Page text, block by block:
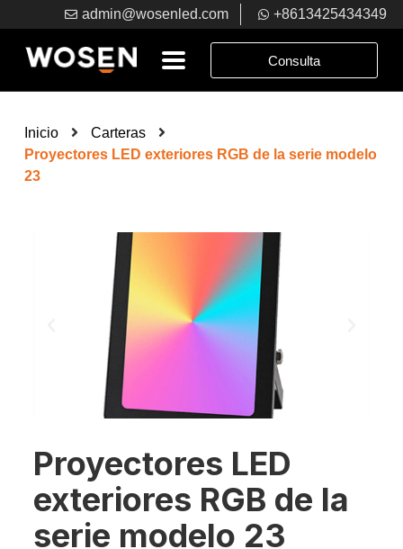
admin@wosenled.com +8613425434349
Consulta
Inicio
Carteras
Proyectores LED exteriores RGB de la serie modelo
23
Proyectores LED
exteriores RGB de la
serie modelo 23